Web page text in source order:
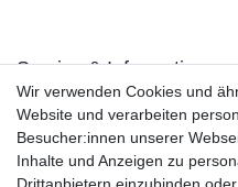
Service & Informationen
Kontakt
Retouren
Widerrufsrecht
Widerrufs­formular
Wir verwenden Cookies und
Website und verarbeiten
Besucher:innen unserer
Inhalte und Anzeigen zu